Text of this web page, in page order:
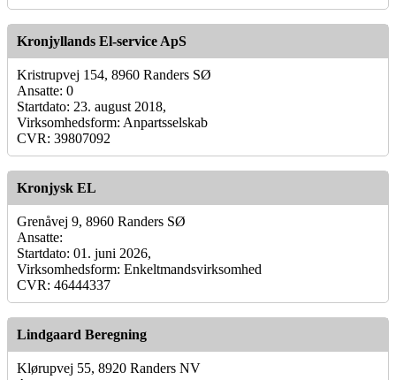
Kronjyllands El-service ApS
Kristrupvej 154, 8960 Randers SØ
Ansatte: 0
Startdato: 23. august 2018,
Virksomhedsform: Anpartsselskab
CVR: 39807092
Kronjysk EL
Grenåvej 9, 8960 Randers SØ
Ansatte:
Startdato: 01. juni 2026,
Virksomhedsform: Enkeltmandsvirksomhed
CVR: 46444337
Lindgaard Beregning
Klørupvej 55, 8920 Randers NV